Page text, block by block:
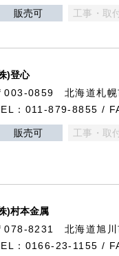
販売可 工事・取
)登心
003-0859 北海道札幌
：011-879-8855 /
販売可 工事・取
)村本金属
078-8231 北海道旭川
：0166-23-1155 /